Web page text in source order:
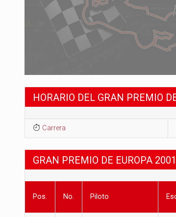
HORARIO DEL GRAN PREMIO
Carrera
GRAN PREMIO DE EUROPA
Pos. No. Piloto